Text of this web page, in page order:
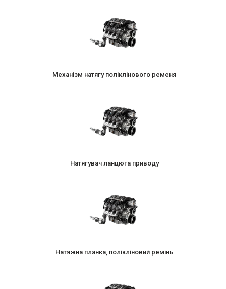
Механізм натягу поліклінового ременя
Натягувач ланцюга приводу
Натяжна планка, полікліновий ремінь